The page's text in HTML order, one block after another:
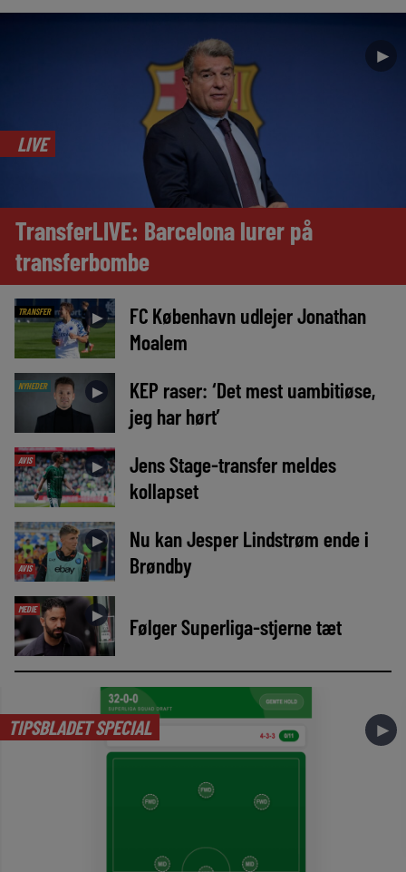
►
LIVE
TransferLIVE: Barcelona lurer på
transferbombe
TRANSFER ►
FC København udlejer Jonathan
Moalem
NYHEDER ►
KEP raser: ‘Det mest uambitiøse,
jeg har hørt’
AVIS ►
Jens Stage-transfer meldes
kollapset
AVIS
►
Nu kan Jesper Lindstrøm ende i
Brøndby
MEDIE ► Følger Superliga-stjerne tæt
TIPSBLADET SPECIAL ►